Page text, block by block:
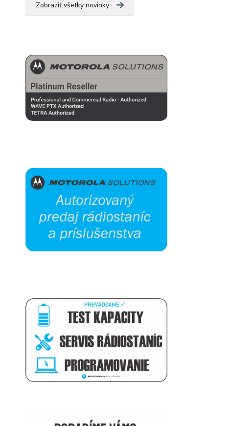
Zobraziť všetky novinky